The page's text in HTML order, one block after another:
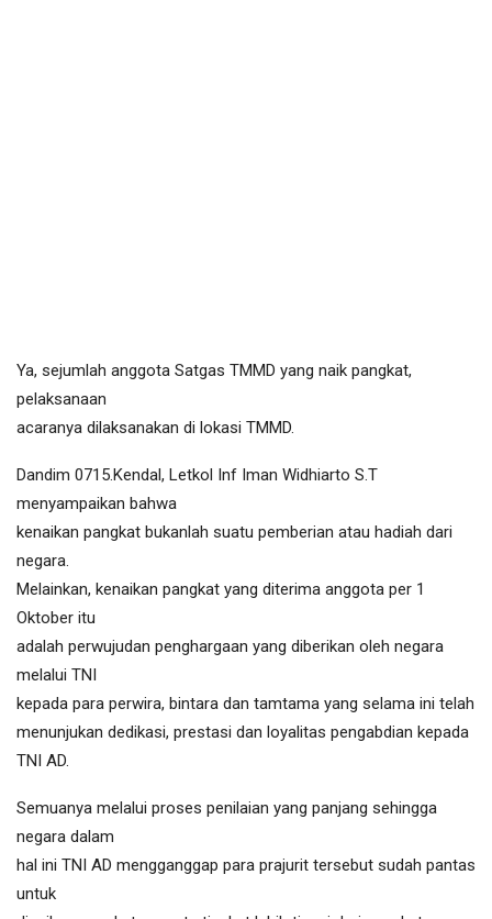
Ya, sejumlah anggota Satgas TMMD yang naik pangkat,
pelaksanaan
acaranya dilaksanakan di lokasi TMMD.
Dandim 0715.Kendal, Letkol Inf Iman Widhiarto S.T
menyampaikan bahwa
kenaikan pangkat bukanlah suatu pemberian atau hadiah dari
negara.
Melainkan, kenaikan pangkat yang diterima anggota per 1
Oktober itu
adalah perwujudan penghargaan yang diberikan oleh negara
melalui TNI
kepada para perwira, bintara dan tamtama yang selama ini telah
menunjukan dedikasi, prestasi dan loyalitas pengabdian kepada
TNI AD.
Semuanya melalui proses penilaian yang panjang sehingga
negara dalam
hal ini TNI AD mengganggap para prajurit tersebut sudah pantas
untuk